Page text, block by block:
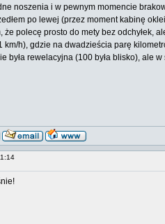
noszenia i w pewnym momencie
po lewej (przez moment kabinę
że polecę prosto do mety bez
km/h), gdzie na dwadzieścia parę
była rewelacyjna (100 była blisko), ale